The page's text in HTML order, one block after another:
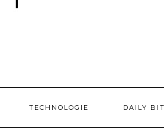
TECHNOLOGIE DAILY